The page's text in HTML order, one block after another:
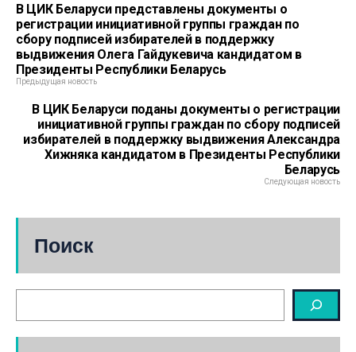
В ЦИК Беларуси представлены документы о
регистрации инициативной группы граждан по
сбору подписей избирателей в поддержку
выдвижения Олега Гайдукевича кандидатом в
Президенты Республики Беларусь
Предыдущая новость
В ЦИК Беларуси поданы документы о регистрации
инициативной группы граждан по сбору подписей
избирателей в поддержку выдвижения Александра
Хижняка кандидатом в Президенты Республики
Беларусь
Следующая новость
Поиск